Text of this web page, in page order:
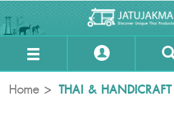
Home THAI & HANDICRAFT